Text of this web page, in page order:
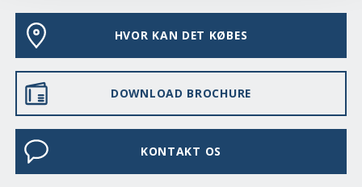
HVOR KAN DET KØBES
DOWNLOAD BROCHURE
KONTAKT OS